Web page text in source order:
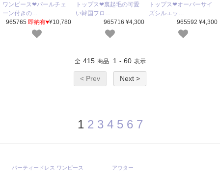
ワンピース❤パールチェ
ーン付きの…
965765即納有♥¥10,780
トップス❤裏起毛の可愛
い韓国フロ…
965716 ¥4,300
トップス❤オーバーサイ
ズシルエッ…
965592 ¥4,300
全 415 商品 1 - 60 表示
< Prev Next >
1 2 3 4 5 6 7
パーティードレス ワンピース アウター